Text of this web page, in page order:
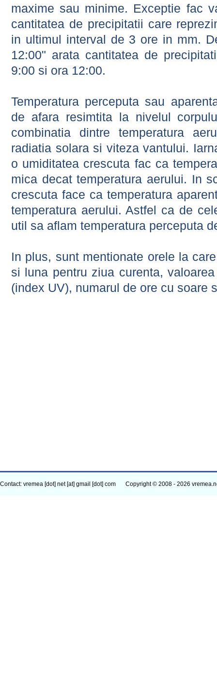
maxime sau minime. Exceptie fac
cantitatea de precipitatii care
in ultimul interval de 3 ore in mm.
12:00" arata cantitatea de
9:00 si ora 12:00.
Temperatura perceputa sau
de afara resimtita la nivelul
combinatia dintre temperatura
radiatia solara si viteza vantului.
o umiditatea crescuta fac ca
mica decat temperatura aerului. In
crescuta face ca temperatura
temperatura aerului. Astfel ca de
util sa aflam temperatura perceputa
In plus, sunt mentionate orele la
si luna pentru ziua curenta,
(index UV), numarul de ore cu soare
Contact: vremea [dot] net [at] gmail [dot] com Copyright © 2008 - 2026